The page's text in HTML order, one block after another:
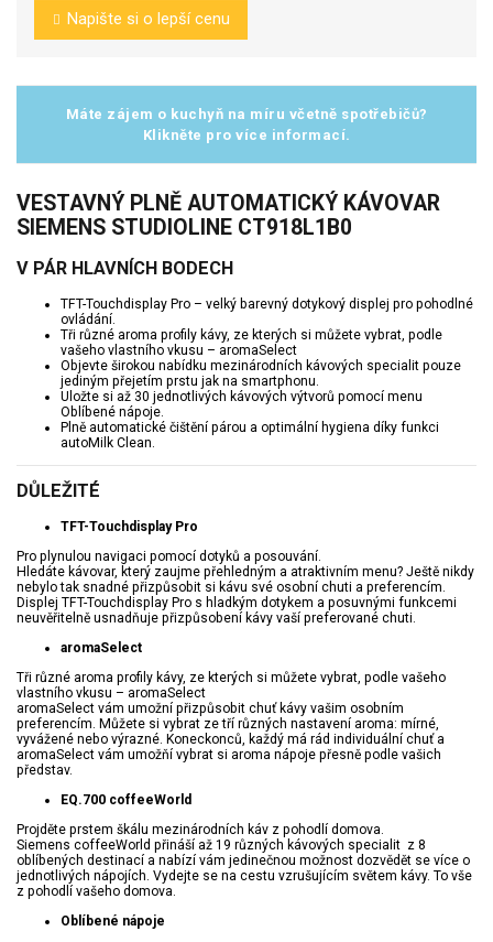
Napište si o lepší cenu
Máte zájem o kuchyň na míru včetně spotřebičů?
Klikněte pro více informací.
VESTAVNÝ PLNĚ AUTOMATICKÝ KÁVOVAR
SIEMENS STUDIOLINE CT918L1B0
V PÁR HLAVNÍCH BODECH
TFT-Touchdisplay Pro – velký barevný dotykový displej pro pohodlné
ovládání.
Tři různé aroma profily kávy, ze kterých si můžete vybrat, podle
vašeho vlastního vkusu – aromaSelect
Objevte širokou nabídku mezinárodních kávových specialit pouze
jediným přejetím prstu jak na smartphonu.
Uložte si až 30 jednotlivých kávových výtvorů pomocí menu
Oblíbené nápoje.
Plně automatické čištění párou a optimální hygiena díky funkci
autoMilk Clean.
DŮLEŽITÉ
TFT-Touchdisplay Pro
Pro plynulou navigaci pomocí dotyků a posouvání.
Hledáte kávovar, který zaujme přehledným a atraktivním menu? Ještě nikdy
nebylo tak snadné přizpůsobit si kávu své osobní chuti a preferencím.
Displej TFT-Touchdisplay Pro s hladkým dotykem a posuvnými funkcemi
neuvěřitelně usnadňuje přizpůsobení kávy vaší preferované chuti.
aromaSelect
Tři různé aroma profily kávy, ze kterých si můžete vybrat, podle vašeho
vlastního vkusu – aromaSelect
aromaSelect vám umožní přizpůsobit chuť kávy vašim osobním
preferencím. Můžete si vybrat ze tří různých nastavení aroma: mírné,
vyvážené nebo výrazné. Koneckonců, každý má rád individuální chuť a
aromaSelect vám umožňí vybrat si aroma nápoje přesně podle vašich
představ.
EQ.700 coffeeWorld
Projděte prstem škálu mezinárodních káv z pohodlí domova.
Siemens coffeeWorld přináší až 19 různých kávových specialit z 8
oblíbených destinací a nabízí vám jedinečnou možnost dozvědět se více o
jednotlivých nápojích. Vydejte se na cestu vzrušujícím světem kávy. To vše
z pohodlí vašeho domova.
Oblíbené nápoje